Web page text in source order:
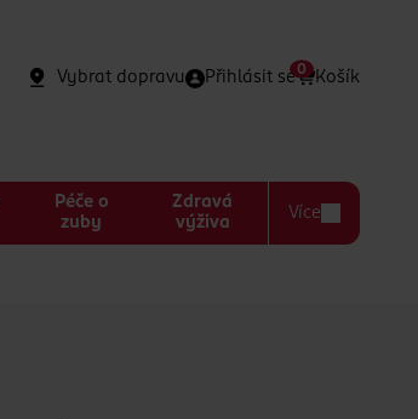
Vybrat dopravu Přihlásit se Košík
0
Péče o
zuby
Zdravá
výživa
Více